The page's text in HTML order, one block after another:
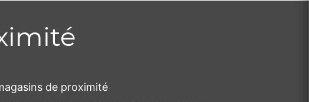
de proximité